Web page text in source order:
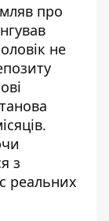
про
не
з
реальних